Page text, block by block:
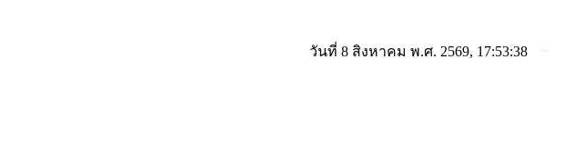
วันที่ 8 สิงหาคม พ.ศ. 2569, 17:53:38